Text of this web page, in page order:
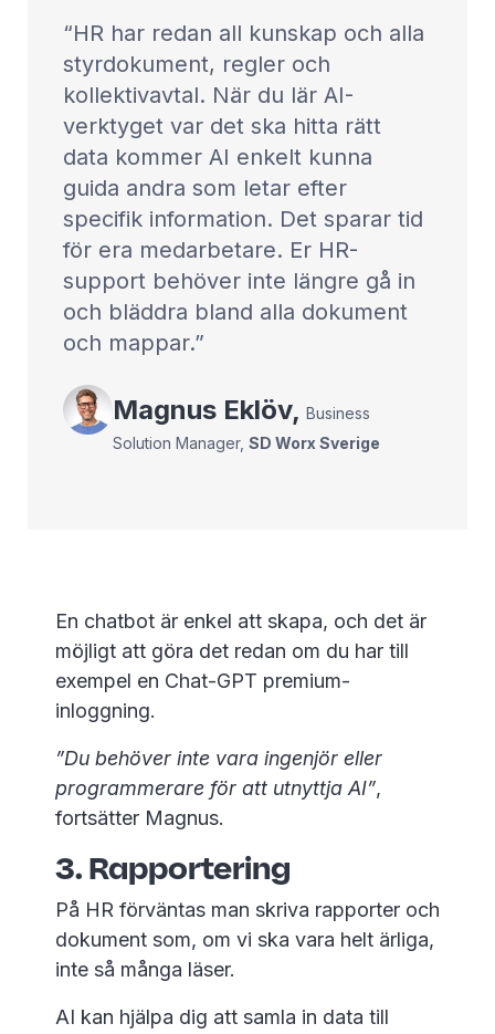
HR har redan all kunskap och alla
styrdokument, regler och
kollektivavtal. När du lär AI-
verktyget var det ska hitta rätt
data kommer AI enkelt kunna
guida andra som letar efter
specifik information. Det sparar tid
för era medarbetare. Er HR-
support behöver inte längre gå in
och bläddra bland alla dokument
och mappar.
Magnus Eklöv, Business
Solution Manager, SD Worx Sverige
En chatbot är enkel att skapa, och det är
möjligt att göra det redan om du har till
exempel en Chat-GPT premium-
inloggning.
”Du behöver inte vara ingenjör eller
programmerare för att utnyttja AI”,
fortsätter Magnus.
3. Rapportering
På HR förväntas man skriva rapporter och
dokument som, om vi ska vara helt ärliga,
inte så många läser.
AI kan hjälpa dig att samla in data till